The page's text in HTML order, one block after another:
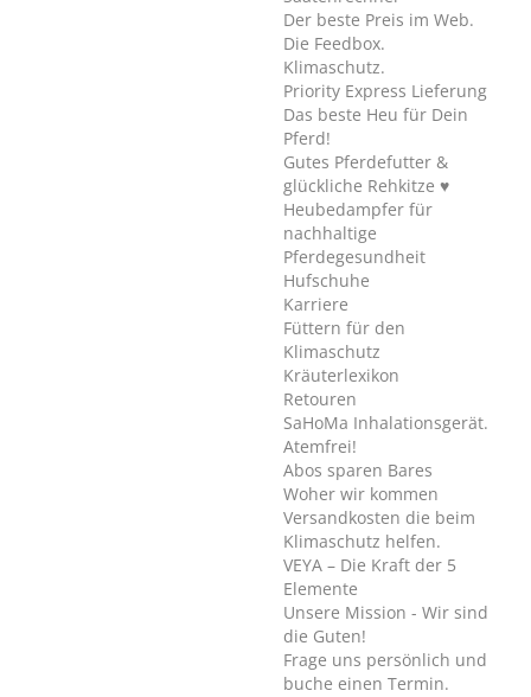
Der beste Preis im Web.
Die Feedbox.
Klimaschutz.
Priority Express Lieferung
Das beste Heu für Dein
Pferd!
Gutes Pferdefutter &
glückliche Rehkitze ♥
Heubedampfer für
nachhaltige
Pferdegesundheit
Hufschuhe
Karriere
Füttern für den
Klimaschutz
Kräuterlexikon
Retouren
SaHoMa Inhalationsgerät.
Atemfrei!
Abos sparen Bares
Woher wir kommen
Versandkosten die beim
Klimaschutz helfen.
VEYA – Die Kraft der 5
Elemente
Unsere Mission - Wir sind
die Guten!
Frage uns persönlich und
buche einen Termin.